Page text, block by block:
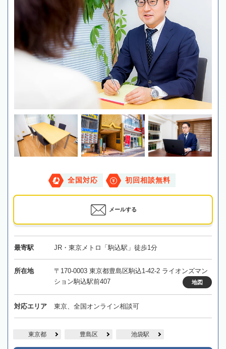
全国対応 初回相談無料
メールする
最寄駅 JR・東京メトロ「駒込駅」徒歩1分
所在地
〒170-0003 東京都豊島区駒込1-42-2 ライオンズマン
ション駒込駅前407
地図
対応エリア 東京、全国オンライン相談可
東京都 豊島区 池袋駅